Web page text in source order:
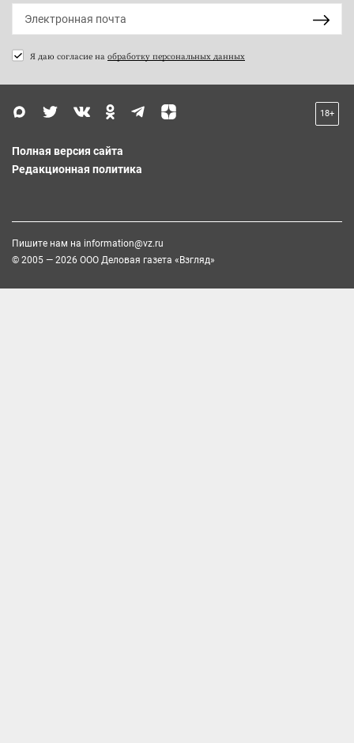
Я даю согласие на обработку персональных данных
18+
Полная версия сайта
Редакционная политика
Пишите нам на information@vz.ru
© 2005 — 2026 ООО Деловая газета «Взгляд»